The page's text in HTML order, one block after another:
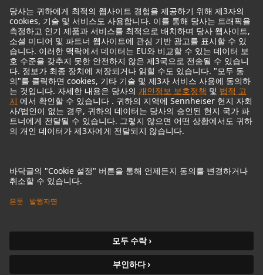
Audio Interface
Imprint
Privacy policy
접근성 설명